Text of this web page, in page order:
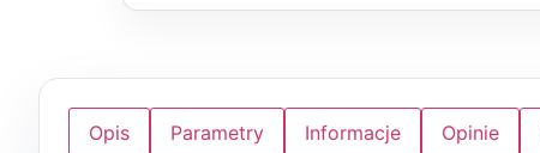
Opis Parametry Informacje Opinie